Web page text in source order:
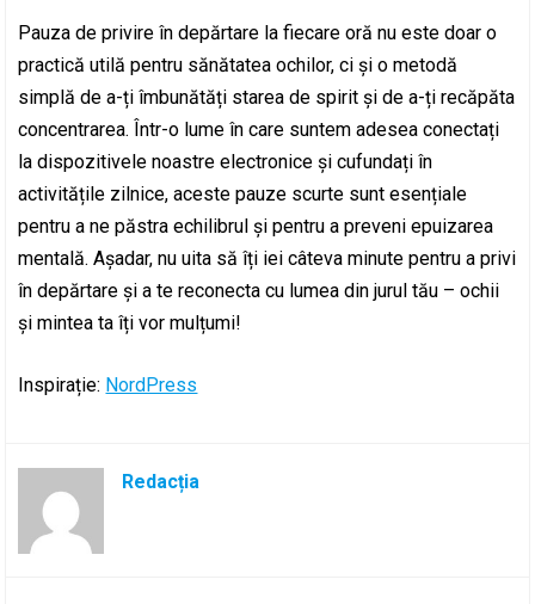
Pauza de privire în depărtare la fiecare oră nu este doar o
practică utilă pentru sănătatea ochilor, ci și o metodă
simplă de a-ți îmbunătăți starea de spirit și de a-ți recăpăta
concentrarea. Într-o lume în care suntem adesea conectați
la dispozitivele noastre electronice și cufundați în
activitățile zilnice, aceste pauze scurte sunt esențiale
pentru a ne păstra echilibrul și pentru a preveni epuizarea
mentală. Așadar, nu uita să îți iei câteva minute pentru a privi
în depărtare și a te reconecta cu lumea din jurul tău – ochii
și mintea ta îți vor mulțumi!
Inspirație: NordPress
Redacția